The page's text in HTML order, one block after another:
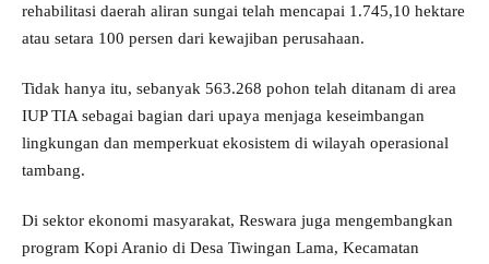
rehabilitasi daerah aliran sungai telah mencapai 1.745,10 hektare
atau setara 100 persen dari kewajiban perusahaan.
Tidak hanya itu, sebanyak 563.268 pohon telah ditanam di area
IUP TIA sebagai bagian dari upaya menjaga keseimbangan
lingkungan dan memperkuat ekosistem di wilayah operasional
tambang.
Di sektor ekonomi masyarakat, Reswara juga mengembangkan
program Kopi Aranio di Desa Tiwingan Lama, Kecamatan